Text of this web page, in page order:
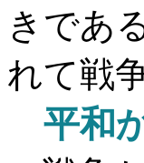
きであ
れて戦
平和